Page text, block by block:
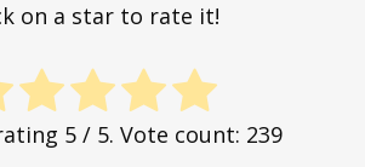
on a star to rate it!
5/ 5. Vote count: 239